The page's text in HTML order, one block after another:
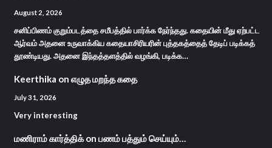
August 2, 2026
சனிப்பிணம் குறும்படத்தை சமீபத்தில் பார்க்க நேர்ந்தது. கதையின் மீது ஏற்பட்ட
ஆர்வம் அதனை உருவாக்கிய கதையாசிரியரின் புத்தகத்தைத் தேடிப் படிக்கத்
தூண்டியது. அதனை இந்தத்தளத்தில் வழங்கி, படிக்க…
Keerthika on எழுத மறந்த கதை
July 31, 2026
Very interesting
மணிராம் கார்த்திக்on பணம் பத்தும் செய்யும்…